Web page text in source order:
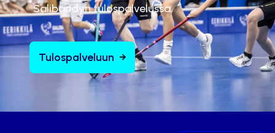
Salibandyn tulospalvelussa.
Tulospalveluun